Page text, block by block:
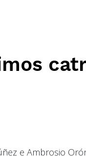
e Ambrosio